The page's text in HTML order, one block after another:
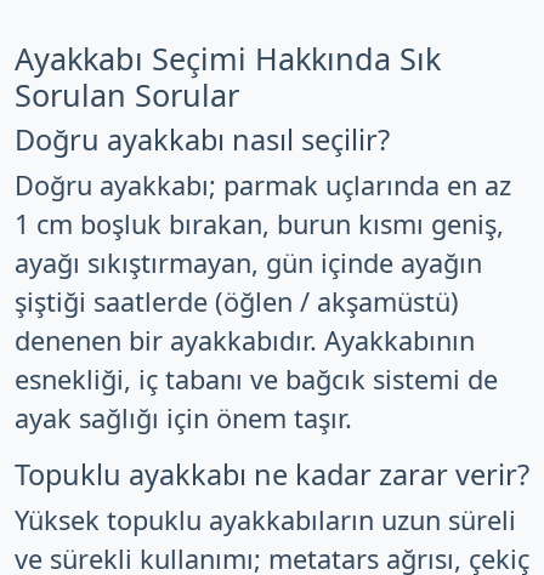
Ayakkabı Seçimi Hakkında Sık
Sorulan Sorular
Doğru ayakkabı nasıl seçilir?
Doğru ayakkabı; parmak uçlarında en az
1 cm boşluk bırakan, burun kısmı geniş,
ayağı sıkıştırmayan, gün içinde ayağın
şiştiği saatlerde (öğlen / akşamüstü)
denenen bir ayakkabıdır. Ayakkabının
esnekliği, iç tabanı ve bağcık sistemi de
ayak sağlığı için önem taşır.
Topuklu ayakkabı ne kadar zarar verir?
Yüksek topuklu ayakkabıların uzun süreli
ve sürekli kullanımı; metatars ağrısı, çekiç